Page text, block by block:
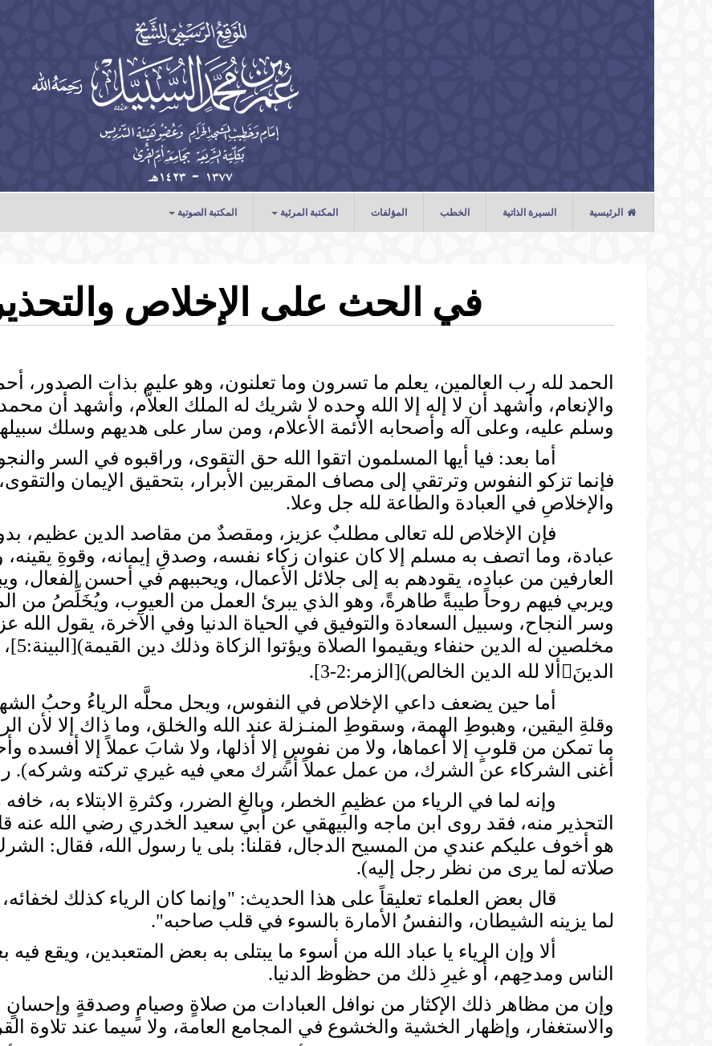
الرئيسية السيرة الذاتية الخطب المؤلفات المكتبة المرئية
المحاضرات
المكتبة الصوتية
في الحث على الإخلاص
الحمد لله رب العالمين، يعلم ما تسرون وما تعلنون، وهو عليم بذات
والإنعام، وأشهد أن لا إله إلا الله وحده لا شريك له الملك العلاَّم، وأشهد أن
وسلم عليه، وعلى آله وأصحابه الأئمة الأعلام، ومن سار على هديهم وسلك
أما بعد: فيا أيها المسلمون اتقوا الله حق التقوى، وراقبوه في السر
فإنما تزكو النفوس وترتقي إلى مصاف المقربين الأبرار، بتحقيق الإيمان
والإخلاصِ في العبادة والطاعة لله جل وعلا.
فإن الإخلاص لله تعالى مطلبٌ عزيز، ومقصدٌ من مقاصد الدين عظيم،
عبادة، وما اتصف به مسلم إلا كان عنوان زكاء نفسه، وصدقِ إيمانه، وقوةِ
العارفين من عباده، يقودهم به إلى جلائل الأعمال، ويحببهم في أحسن الفعال،
ويربي فيهم روحاً طيبةً طاهرةً، وهو الذي يبرئ العمل من العيوب، ويُخَلِّصُ من
وسر النجاح، وسبيل السعادة والتوفيق في الحياة الدنيا وفي الآخرة، يقول الله
الدينَألا لله الدين الخالص)[الزمر:2-3].
أما حين يضعف داعي الإخلاص في النفوس، ويحل محلَّه الرياءُ وحبُ الشهرة
وقلةِ اليقين، وهبوطِ الهمة، وسقوطِ المنـزلة عند الله والخلق، وما ذاك إلا لأن
ما تمكن من قلوبٍ إلا أعماها، ولا من نفوسٍ إلا أذلها، ولا شابَ عملاً إلا أفسده
أغنى الشركاء عن الشرك، من عمل عملاً أشرك معي فيه غيري تركته
هو أخوف عليكم عندي من المسيح الدجال، فقلنا: بلى يا رسول الله، فقال:
صلاته لما يرى من نظر رجل إليه).
قال بعض العلماء تعليقاً على هذا الحديث: "وإنما كان الرياء كذلك
لما يزينه الشيطان، والنفسُ الأمارة بالسوء في قلب صاحبه".
ألا وإن الرياء يا عباد الله من أسوء ما يبتلى به بعض المتعبدين، ويقع فيه
الناس ومدحِهم، أو غيرِ ذلك من حظوظ الدنيا.
وإن من مظاهر ذلك الإكثار من نوافل العبادات من صلاةٍ وصيامٍ وصدقةٍ وإحسانٍ
والاستغفار، وإظهار الخشية والخشوع في المجامع العامة، ولا سيما عند تلاوة